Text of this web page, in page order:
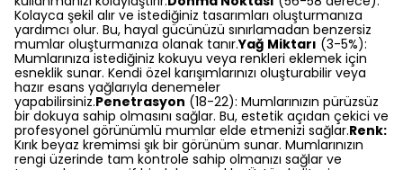
Kolayca şekil alır ve istediğiniz tasarımları oluşturmanıza
yardımcı olur. Bu, hayal gücünüzü sınırlamadan benzersiz
mumlar oluşturmanıza olanak tanır.Yağ Miktarı (3-5%):
Mumlarınıza istediğiniz kokuyu veya renkleri eklemek için
esneklik sunar. Kendi özel karışımlarınızı oluşturabilir veya
hazır esans yağlarıyla denemeler
yapabilirsiniz.Penetrasyon (18-22): Mumlarınızın pürüzsüz
bir dokuya sahip olmasını sağlar. Bu, estetik açıdan çekici ve
profesyonel görünümlü mumlar elde etmenizi sağlar.Renk:
Kırık beyaz kremimsi şık bir görünüm sunar. Mumlarınızın
rengi üzerinde tam kontrole sahip olmanızı sağlar ve